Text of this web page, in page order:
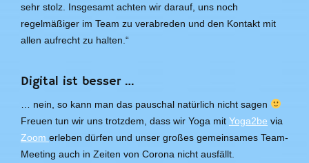
sehr stolz. Insgesamt achten wir darauf, uns noch
regelmäßiger im Team zu verabreden und den Kontakt mit
allen aufrecht zu halten.“
Digital ist besser …
… nein, so kann man das pauschal natürlich nicht sagen
Freuen tun wir uns trotzdem, dass wir Yoga mit Yoga2be via
Zoom erleben dürfen und unser großes gemeinsames Team-
Meeting auch in Zeiten von Corona nicht ausfällt.